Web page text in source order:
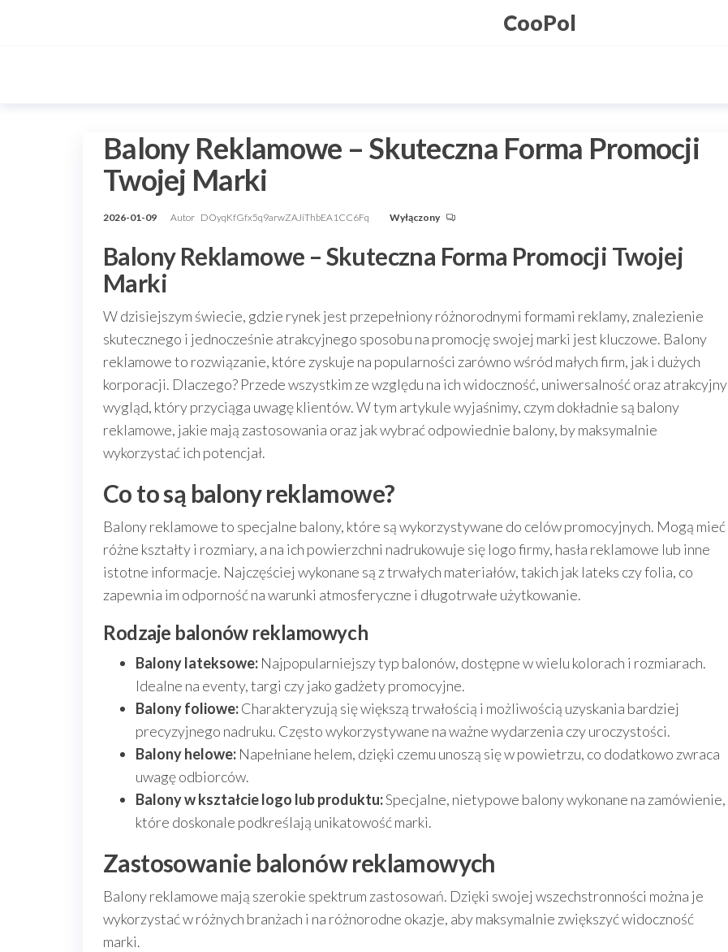
CooPol
Balony Reklamowe – Skuteczna Forma Promocji
Twojej Marki
2026-01-09 Autor DOyqKfGfx5q9arwZAJiThbEA1CC6Fq Wyłączony
Balony Reklamowe – Skuteczna Forma Promocji Twojej
Marki
W dzisiejszym świecie, gdzie rynek jest przepełniony różnorodnymi formami reklamy, znalezienie
skutecznego i jednocześnie atrakcyjnego sposobu na promocję swojej marki jest kluczowe. Balony
reklamowe to rozwiązanie, które zyskuje na popularności zarówno wśród małych firm, jak i dużych
korporacji. Dlaczego? Przede wszystkim ze względu na ich widoczność, uniwersalność oraz atrakcyjny
wygląd, który przyciąga uwagę klientów. W tym artykule wyjaśnimy, czym dokładnie są balony
reklamowe, jakie mają zastosowania oraz jak wybrać odpowiednie balony, by maksymalnie
wykorzystać ich potencjał.
Co to są balony reklamowe?
Balony reklamowe to specjalne balony, które są wykorzystywane do celów promocyjnych. Mogą mieć
różne kształty i rozmiary, a na ich powierzchni nadrukowuje się logo firmy, hasła reklamowe lub inne
istotne informacje. Najczęściej wykonane są z trwałych materiałów, takich jak lateks czy folia, co
zapewnia im odporność na warunki atmosferyczne i długotrwałe użytkowanie.
Rodzaje balonów reklamowych
Balony lateksowe: Najpopularniejszy typ balonów, dostępne w wielu kolorach i rozmiarach.
Idealne na eventy, targi czy jako gadżety promocyjne.
Balony foliowe:Charakteryzują się większą trwałością i możliwością uzyskania bardziej
precyzyjnego nadruku. Często wykorzystywane na ważne wydarzenia czy uroczystości.
Balony helowe: Napełniane helem, dzięki czemu unoszą się w powietrzu, co dodatkowo zwraca
uwagę odbiorców.
Balony w kształcie logo lub produktu:Specjalne, nietypowe balony wykonane na zamówienie,
które doskonale podkreślają unikatowość marki.
Zastosowanie balonów reklamowych
Balony reklamowe mają szerokie spektrum zastosowań. Dzięki swojej wszechstronności można je
wykorzystać w różnych branżach i na różnorodne okazje, aby maksymalnie zwiększyć widoczność
marki.